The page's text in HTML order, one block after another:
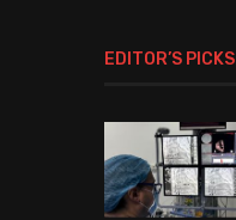
EDITOR’S PICKS